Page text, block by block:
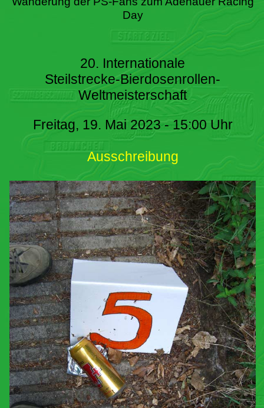
Day
20. Internationale
Steilstrecke-Bierdosenrollen-
Weltmeisterschaft
Freitag, 19. Mai 2023 - 15:00 Uhr
Ausschreibung